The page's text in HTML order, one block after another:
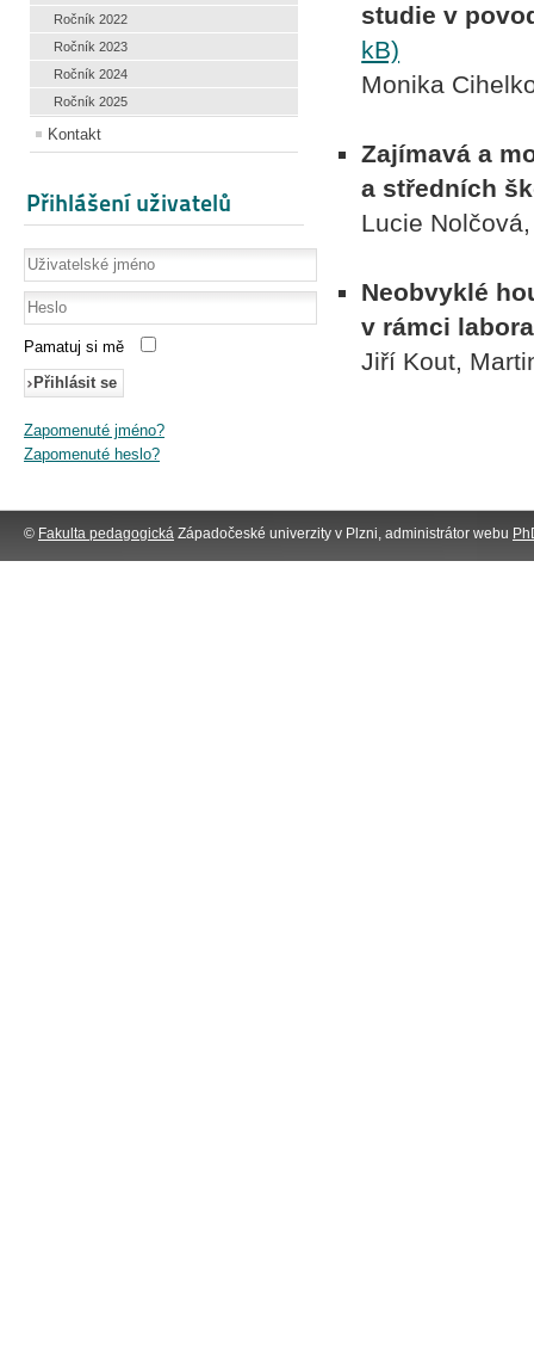
Ročník 2022
Ročník 2023
Ročník 2024
Ročník 2025
Kontakt
Přihlášení uživatelů
Pamatuj si mě
Přihlásit se
Zapomenuté jméno?
Zapomenuté heslo?
studie v
kB)
Monika
Zajímavá a
a středních
Lucie
Neobvyklé
v rámci
Jiří Kout,
© Fakulta pedagogická Západočeské univerzity v Plzni, administrátor webu